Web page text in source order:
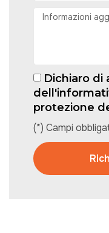
Dichiaro di
protezione
(*) Campi